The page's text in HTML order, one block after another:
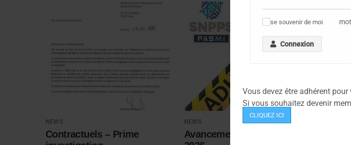
se souvenir de moi
Connexion
Vous devez être adhérent
Si vous souhaitez devenir
CLIQUEZ ICI
NEWS
Contractuels – Prime
NEWS
Avancements TPTS et IPTS